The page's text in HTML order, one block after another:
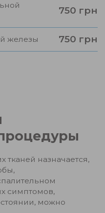
750 грн
железы 750 грн
назначается,
симптомов,
можно